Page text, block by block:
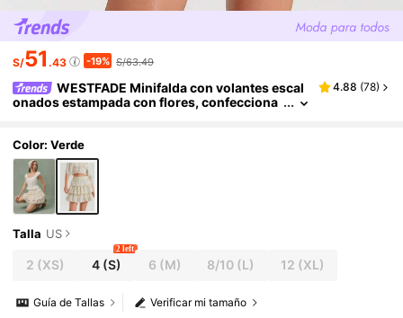
S/51 .43 -19% S/63.49
WESTFADE Minifalda con volantes escal
onados estampada con flores, confecciona
4.88 (78)
Color: Verde
Talla US
2 (XS) 4(S)
2 left
6 (M) 8/10 (L) 12 (XL)
Verificar mi tamaño
Guía de Tallas